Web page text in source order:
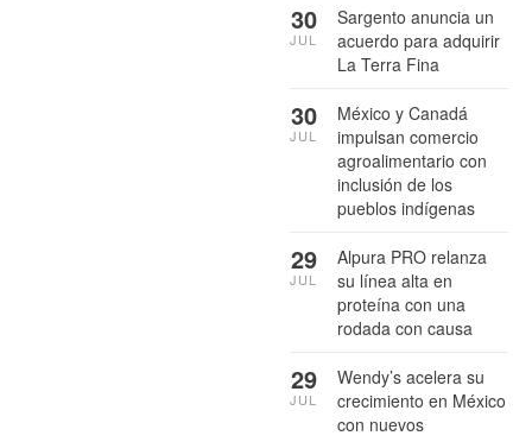
Sargento anuncia un
acuerdo para adquirir
La Terra Fina
30
JUL
México y Canadá
impulsan comercio
agroalimentario con
inclusión de los
pueblos indígenas
30
JUL
Alpura PRO relanza
su línea alta en
proteína con una
rodada con causa
29
JUL
Wendy’s acelera su
crecimiento en México
con nuevos
29
JUL